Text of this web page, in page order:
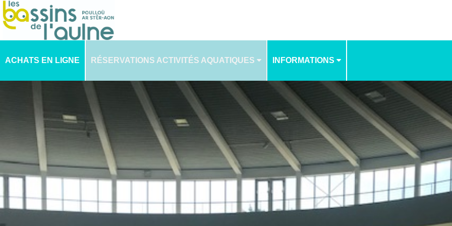
ACHATS EN LIGNE RÉSERVATIONS ACTIVITÉS AQUATIQUES INFORMATIONS
NOS TARIFS